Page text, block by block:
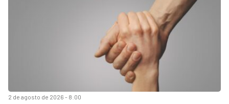
2 de agosto de 2026 - 8:00